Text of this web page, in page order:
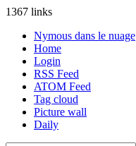
1367 links
Nymous dans le nuage
Home
Login
RSS Feed
ATOM Feed
Tag cloud
Picture wall
Daily